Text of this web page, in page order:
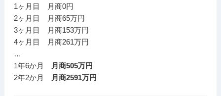
1ヶ月目 月商0円
2ヶ月目 月商65万円
3ヶ月目 月商153万円
4ヶ月目 月商261万円
…
1年6か月
月商505万円
2年2か月
月商2591万円